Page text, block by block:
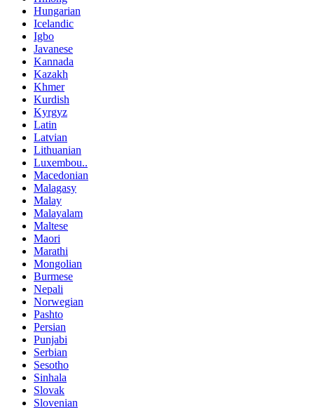
Hungarian
Icelandic
Igbo
Javanese
Kannada
Kazakh
Khmer
Kurdish
Kyrgyz
Latin
Latvian
Lithuanian
Luxembou..
Macedonian
Malagasy
Malay
Malayalam
Maltese
Maori
Marathi
Mongolian
Burmese
Nepali
Norwegian
Pashto
Persian
Punjabi
Serbian
Sesotho
Sinhala
Slovak
Slovenian